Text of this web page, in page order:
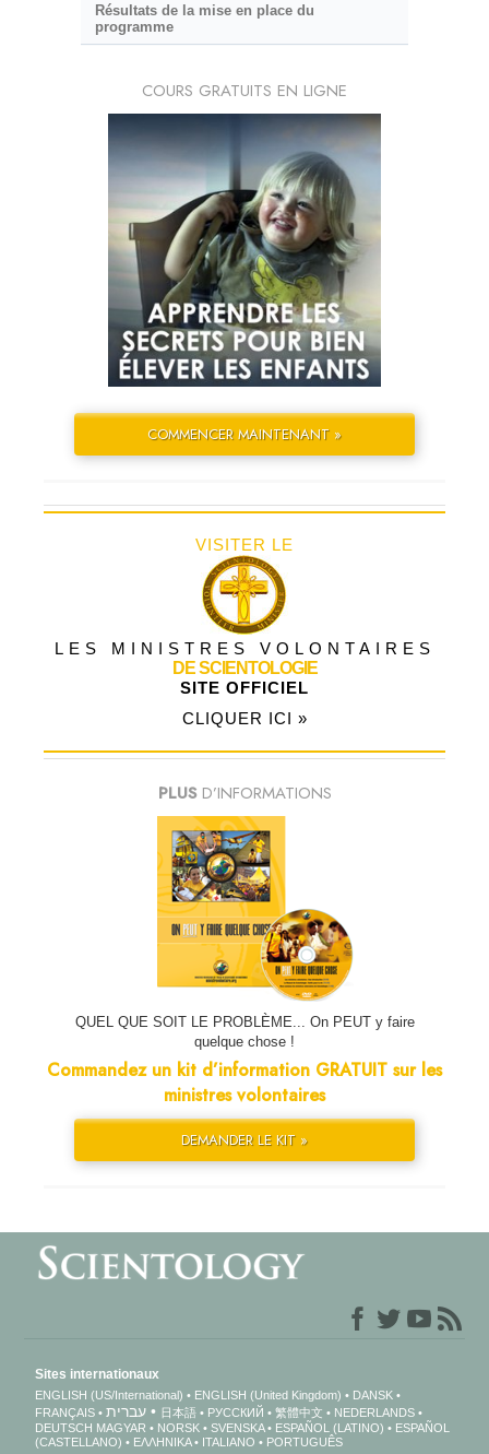
Résultats de la mise en place du
programme
COURS GRATUITS EN LIGNE
COMMENCER MAINTENANT »
VISITER LE
LES MINISTRES VOLONTAIRES
DE SCIENTOLOGIE
SITE OFFICIEL
CLIQUER ICI »
PLUS D’INFORMATIONS
QUEL QUE SOIT LE PROBLÈME... On PEUT y faire
quelque chose !
Commandez un kit d’information GRATUIT sur les
ministres volontaires
DEMANDER LE KIT »
Sites internationaux
ENGLISH (US/International) ENGLISH (United Kingdom)
DANSK
FRANÇAIS
עברית 日本語 РУССКИЙ 繁體中文
NEDERLANDS
DEUTSCH MAGYAR NORSK SVENSKA ESPAÑOL (LATINO)
ESPAÑOL
(CASTELLANO)
ΕΛΛΗΝΙΚA ITALIANO PORTUGUÊS